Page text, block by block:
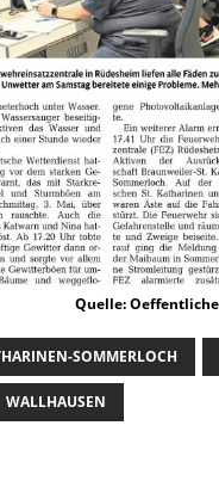
Quelle:
SOMMERLOCH
WALLHAUSEN